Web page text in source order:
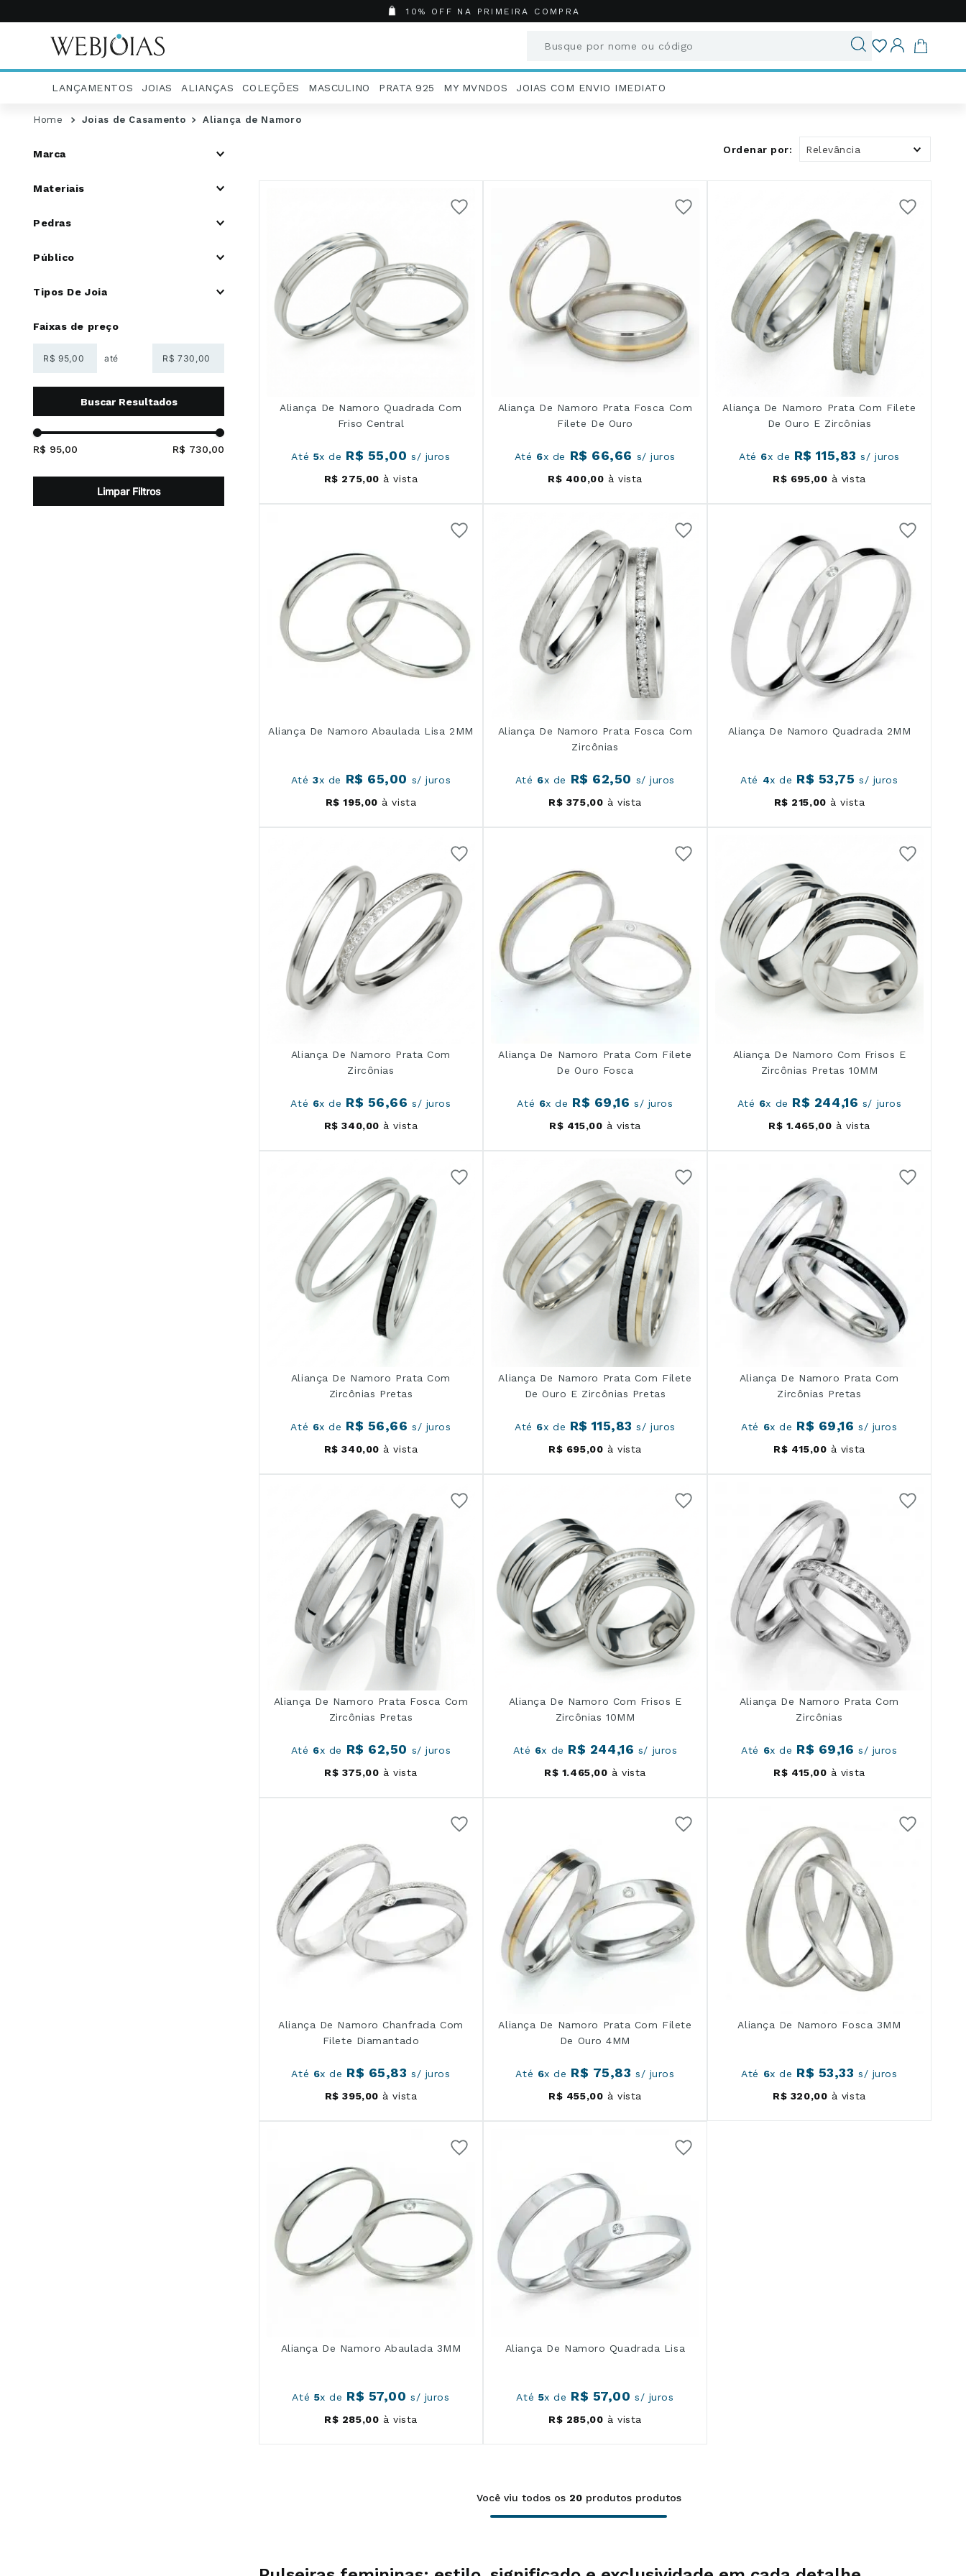
10% OFF NA PRIMEIRA COMPRA
Busque por nome ou código
LANÇAMENTOS JOIAS ALIANÇAS COLEÇÕES MASCULINO PRATA 925 MY MVNDOS JOIAS COM ENVIO IMEDIATO
Joias de Casamento Aliança de Namoro
Marca
Materiais
Pedras
Público
Tipos De Joia
Faixas de preço
R$ R$
R$ 95,00 R$ 730,00
Relevância
Aliança De Namoro Quadrada Com
Friso Central
Até 5x de R$ 55,00 s/ juros
R$ 275,00 à vista
Aliança De Namoro Prata Fosca Com
Filete De Ouro
Até 6x de R$ 66,66 s/ juros
R$ 400,00 à vista
Aliança De Namoro Prata Com Filete
De Ouro E Zircônias
Até 6x de R$ 115,83 s/ juros
R$ 695,00 à vista
Aliança De Namoro Abaulada Lisa 2MM
Até3x de R$ 65,00 s/ juros
R$ 195,00 à vista
Aliança De Namoro Prata Fosca Com
Zircônias
Até 6x de R$ 62,50 s/ juros
R$ 375,00 à vista
Aliança De Namoro Quadrada 2MM
Até 4x de R$ 53,75 s/ juros
R$ 215,00 à vista
Aliança De Namoro Prata Com
Zircônias
Até 6x de R$ 56,66 s/ juros
R$ 340,00 à vista
Aliança De Namoro Prata Com Filete
De Ouro Fosca
Até 6x de R$ 69,16 s/ juros
R$ 415,00 à vista
Aliança De Namoro Com Frisos E
Zircônias Pretas 10MM
Até 6x de R$ 244,16 s/ juros
R$ 1.465,00 à vista
Aliança De Namoro Prata Com
Zircônias Pretas
Até 6x de R$ 56,66 s/ juros
R$ 340,00 à vista
Aliança De Namoro Prata Com Filete
De Ouro E Zircônias Pretas
Até 6x de R$ 115,83 s/ juros
R$ 695,00 à vista
Aliança De Namoro Prata Com
Zircônias Pretas
Até 6x de R$ 69,16 s/ juros
R$ 415,00 à vista
Aliança De Namoro Prata Fosca Com
Zircônias Pretas
Até 6x de R$ 62,50 s/ juros
R$ 375,00 à vista
Aliança De Namoro Com Frisos E
Zircônias 10MM
Até 6x de R$ 244,16 s/ juros
R$ 1.465,00 à vista
Aliança De Namoro Prata Com
Zircônias
Até 6x de R$ 69,16 s/ juros
R$ 415,00 à vista
Aliança De Namoro Chanfrada Com
Filete Diamantado
Até 6x de R$ 65,83 s/ juros
R$ 395,00 à vista
Aliança De Namoro Prata Com Filete
De Ouro 4MM
Até 6x de R$ 75,83 s/ juros
R$ 455,00 à vista
Aliança De Namoro Fosca 3MM
Até 6x de R$ 53,33 s/ juros
R$ 320,00 à vista
Aliança De Namoro Abaulada 3MM
Até 5x de R$ 57,00 s/ juros
R$ 285,00 à vista
Aliança De Namoro Quadrada Lisa
Até 5x de R$ 57,00 s/ juros
R$ 285,00 à vista
Você viu todos os 20produtos
Termos mais buscados
5º
Masculino
Casamento
8º
São Bento
9
Pingente
Corrente